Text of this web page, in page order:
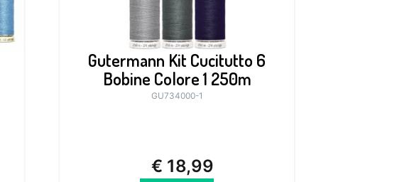
Gutermann Kit Cucitutto 6
Bobine Colore 1 250m
GU734000-1
€ 18,99